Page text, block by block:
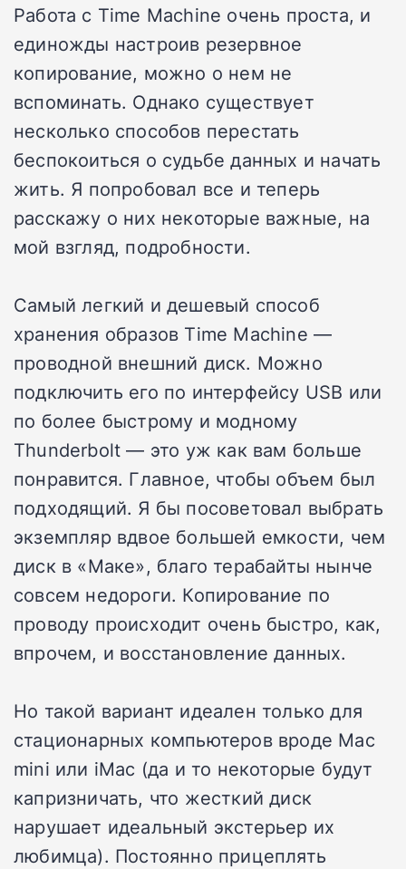
Работа с Time Machine очень проста, и
единожды настроив резервное
копирование, можно о нем не
вспоминать. Однако существует
несколько способов перестать
беспокоиться о судьбе данных и начать
жить. Я попробовал все и теперь
расскажу о них некоторые важные, на
мой взгляд, подробности.
Самый легкий и дешевый способ
хранения образов Time Machine —
проводной внешний диск. Можно
подключить его по интерфейсу USB или
по более быстрому и модному
Thunderbolt — это уж как вам больше
понравится. Главное, чтобы объем был
подходящий. Я бы посоветовал выбрать
экземпляр вдвое большей емкости, чем
диск в «Маке», благо терабайты нынче
совсем недороги. Копирование по
проводу происходит очень быстро, как,
впрочем, и восстановление данных.
Но такой вариант идеален только для
стационарных компьютеров вроде Mac
mini или iMac (да и то некоторые будут
капризничать, что жесткий диск
нарушает идеальный экстерьер их
любимца). Постоянно прицеплять